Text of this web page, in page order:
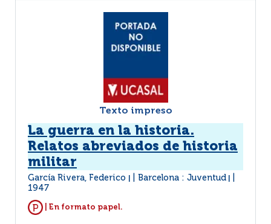
Texto impreso
La guerra en la historia.
Relatos abreviados de historia
militar
García Rivera, Federico Barcelona : Juventud
1947
| En formato papel.